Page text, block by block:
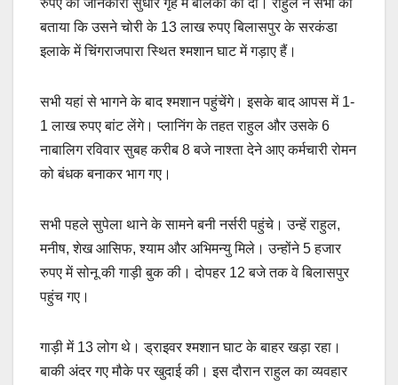
रुपए की जानकारी सुधार गृह में बालकों को दी। राहुल ने सभी को
बताया कि उसने चोरी के 13 लाख रुपए बिलासपुर के सरकंडा
इलाके में चिंगराजपारा स्थित श्मशान घाट में गड़ाए हैं।
सभी यहां से भागने के बाद श्मशान पहुंचेंगे। इसके बाद आपस में 1-
1 लाख रुपए बांट लेंगे। प्लानिंग के तहत राहुल और उसके 6
नाबालिग रविवार सुबह करीब 8 बजे नाश्ता देने आए कर्मचारी रोमन
को बंधक बनाकर भाग गए।
सभी पहले सुपेला थाने के सामने बनी नर्सरी पहुंचे। उन्हें राहुल,
मनीष, शेख आसिफ, श्याम और अभिमन्यु मिले। उन्होंने 5 हजार
रुपए में सोनू की गाड़ी बुक की। दोपहर 12 बजे तक वे बिलासपुर
पहुंच गए।
गाड़ी में 13 लोग थे। ड्राइवर श्मशान घाट के बाहर खड़ा रहा।
बाकी अंदर गए मौके पर खुदाई की। इस दौरान राहुल का व्यवहार